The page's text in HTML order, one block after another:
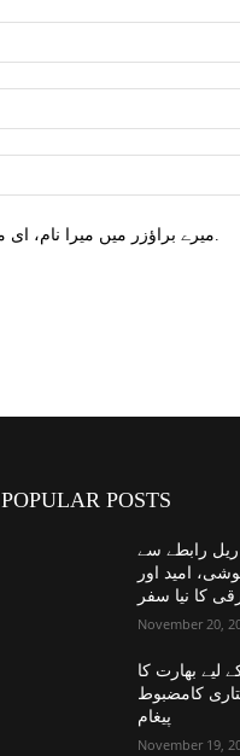
میرے براؤزر میں میرا نام، ای میل، اور ویب سائٹ محفوظ کریں اگلا وقت میں تبصرہ کریں.
POPULAR POSTS
ریل رابطے سے
امید اور
کا نیا سفر
November 20,
لیے بھارت کا
کامضبوط
پیغام
November 19,